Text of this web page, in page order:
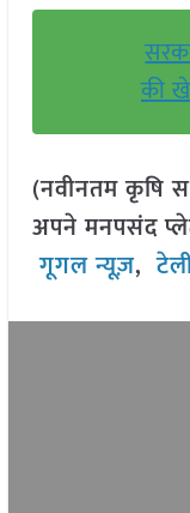
की
(नवीनतम कृषि
अपने मनपसंद
गूगल न्यूज़,